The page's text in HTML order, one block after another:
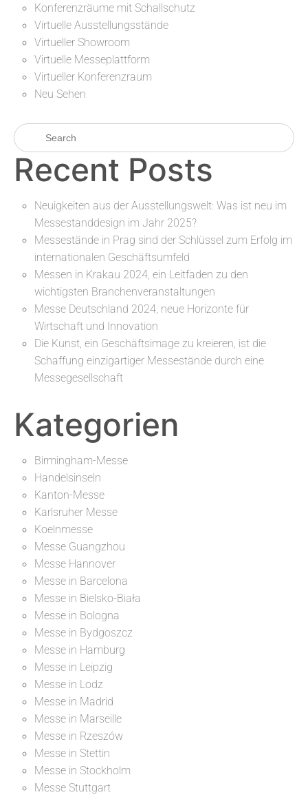
Konferenzräume mit Schallschutz
Virtuelle Ausstellungsstände
Virtueller Showroom
Virtuelle Messeplattform
Virtueller Konferenzraum
Neu Sehen
Recent Posts
Neuigkeiten aus der Ausstellungswelt: Was ist neu im
Messestanddesign im Jahr 2025?
Messestände in Prag sind der Schlüssel zum Erfolg im
internationalen Geschäftsumfeld
Messen in Krakau 2024, ein Leitfaden zu den
wichtigsten Branchenveranstaltungen
Messe Deutschland 2024, neue Horizonte für
Wirtschaft und Innovation
Die Kunst, ein Geschäftsimage zu kreieren, ist die
Schaffung einzigartiger Messestände durch eine
Messegesellschaft
Kategorien
Birmingham-Messe
Handelsinseln
Kanton-Messe
Karlsruher Messe
Koelnmesse
Messe Guangzhou
Messe Hannover
Messe in Barcelona
Messe in Bielsko-Biała
Messe in Bologna
Messe in Bydgoszcz
Messe in Hamburg
Messe in Leipzig
Messe in Lodz
Messe in Madrid
Messe in Marseille
Messe in Rzeszów
Messe in Stettin
Messe in Stockholm
Messe Stuttgart